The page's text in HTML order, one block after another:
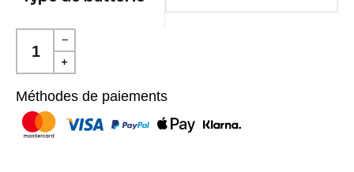
Méthodes de paiements